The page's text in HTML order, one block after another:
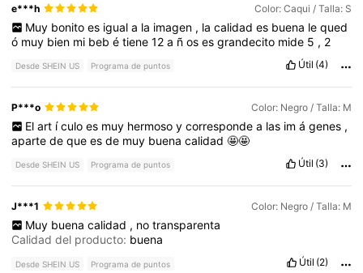
e***h Color: Caqui / Talla: S
Muy bonito es igual a la imagen , la calidad es buena le qued
ó muy bien mi bebétiene12a ñosesgrandecito mide 5 , 2
Desde SHEIN US Programa de puntos Útil (4)
P***o Color: Negro / Talla: M
El art ículo es muy hermoso y corresponde a las im á genes ,
apartedequeesde muy buenacalidad🤩🤩
Desde SHEIN US Programa de puntos Útil (3)
J***1 Color: Negro / Talla: M
Muy buena calidad , no transparenta
Calidad del producto: buena
Desde SHEIN US Programa de puntos Útil (2)